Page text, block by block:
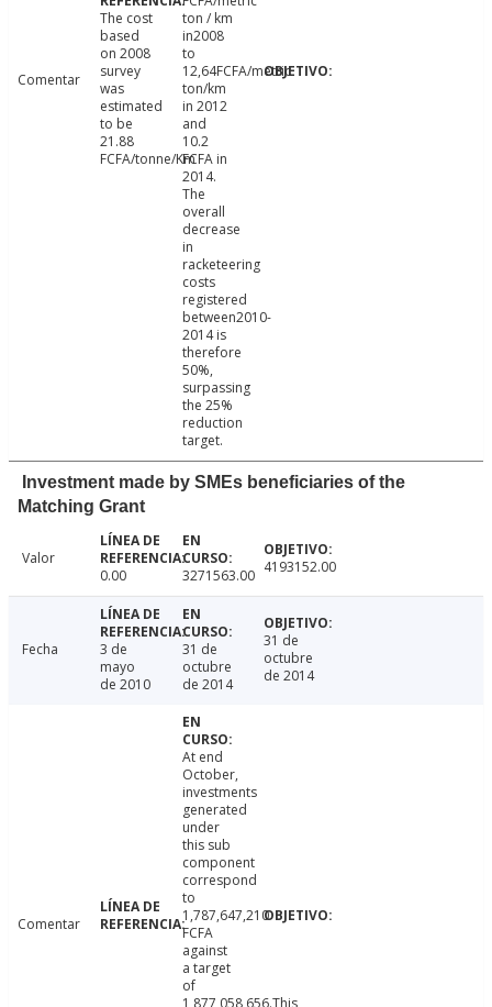
Comentar
The cost
based
on 2008
survey
was
estimated
to be
21.88
FCFA/tonne/Km
ton / km
in2008
to
12,64FCFA/metric
ton/km
in 2012
and
10.2
FCFA in
2014.
The
overall
decrease
in
racketeering
costs
registered
between2010-
2014 is
therefore
50%,
surpassing
the 25%
reduction
target.
Investment made by SMEs beneficiaries of the
Matching Grant
Valor
0.00
3271563.00 4193152.00
Fecha
3 de
mayo
de 2010
31 de
octubre
de 2014
31 de
octubre
de 2014
Comentar
At end
October,
investments
generated
under
this sub
component
correspond
to
1,787,647,210
FCFA
against
a target
of